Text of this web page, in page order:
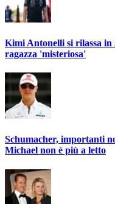
Kimi Antonelli si rilassa in
ragazza 'misteriosa'
Schumacher, importanti
Michael non è più a letto